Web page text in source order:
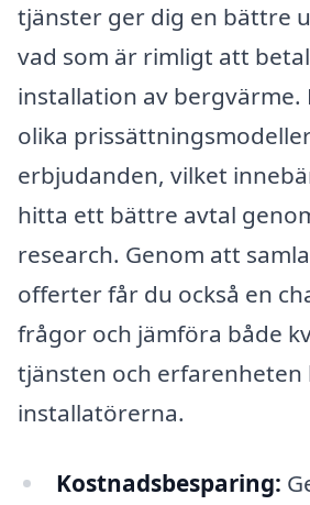
tjänster ger dig en bättre
vad som är rimligt att
installation av bergvärme.
olika
erbjudanden, vilket
hitta ett bättre avtal
research. Genom att
offerter får du också en
frågor och jämföra både
tjänsten och erfarenheten
installatörerna.
Kostnadsbesparing: